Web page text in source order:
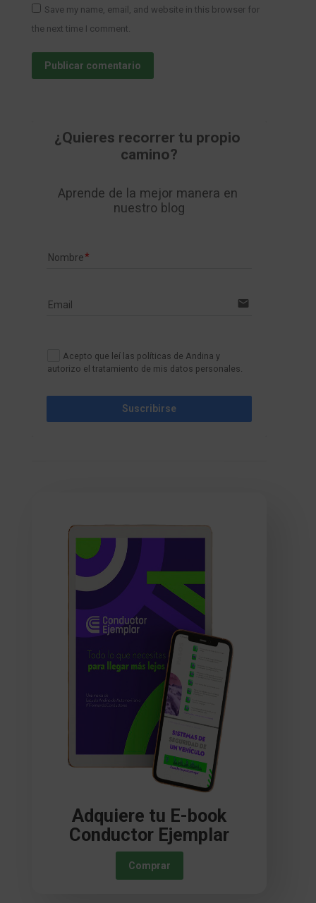
Save my name, email, and website in this browser for
the next time I comment.
Publicar comentario
¿Quieres recorrer tu propio
camino?
Aprende de la mejor manera en
nuestro blog
Nombre
Email email
Acepto que leí las políticas de Andina y
autorizo el tratamiento de mis datos personales.
Suscribirse
Adquiere tu E-book
Conductor Ejemplar
Comprar